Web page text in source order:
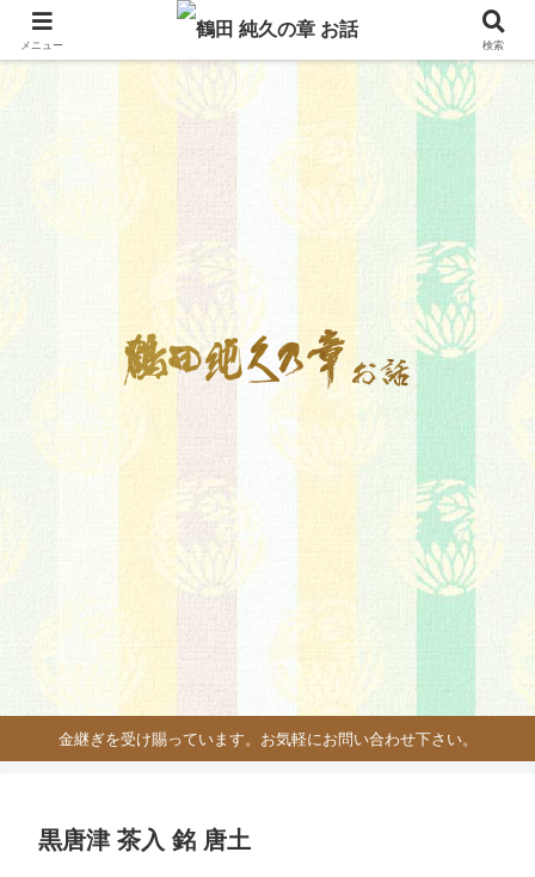
金継ぎを受け賜っています。お気軽にお問い合わせ下さい。
黒唐津 茶入 銘 唐土
メニュー 検索